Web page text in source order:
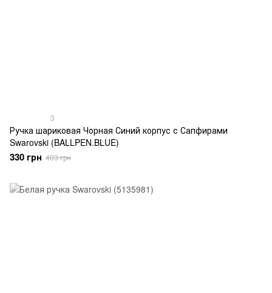
3
Ручка шариковая Чорная Синий корпус с Сапфирами
Swarovski (BALLPEN.BLUE)
330 грн 403 грн